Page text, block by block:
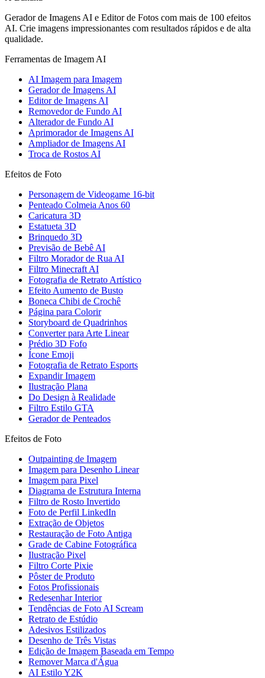
Gerador de Imagens AI e Editor de Fotos com mais de 100 efeitos
AI. Crie imagens impressionantes com resultados rápidos e de alta
qualidade.
Ferramentas de Imagem AI
AI Imagem para Imagem
Gerador de Imagens AI
Editor de Imagens AI
Removedor de Fundo AI
Alterador de Fundo AI
Aprimorador de Imagens AI
Ampliador de Imagens AI
Troca de Rostos AI
Efeitos de Foto
Personagem de Videogame 16-bit
Penteado Colmeia Anos 60
Caricatura 3D
Estatueta 3D
Brinquedo 3D
Previsão de Bebê AI
Filtro Morador de Rua AI
Filtro Minecraft AI
Fotografia de Retrato Artístico
Efeito Aumento de Busto
Boneca Chibi de Crochê
Página para Colorir
Storyboard de Quadrinhos
Converter para Arte Linear
Prédio 3D Fofo
Ícone Emoji
Fotografia de Retrato Esports
Expandir Imagem
Ilustração Plana
Do Design à Realidade
Filtro Estilo GTA
Gerador de Penteados
Efeitos de Foto
Outpainting de Imagem
Imagem para Desenho Linear
Imagem para Pixel
Diagrama de Estrutura Interna
Filtro de Rosto Invertido
Foto de Perfil LinkedIn
Extração de Objetos
Restauração de Foto Antiga
Grade de Cabine Fotográfica
Ilustração Pixel
Filtro Corte Pixie
Pôster de Produto
Fotos Profissionais
Redesenhar Interior
Tendências de Foto AI Scream
Retrato de Estúdio
Adesivos Estilizados
Desenho de Três Vistas
Edição de Imagem Baseada em Tempo
Remover Marca d'Água
AI Estilo Y2K